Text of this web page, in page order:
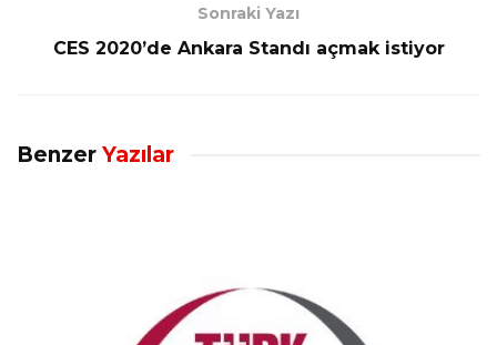
Sonraki Yazı
CES 2020’de Ankara Standı açmak istiyor
Benzer Yazılar